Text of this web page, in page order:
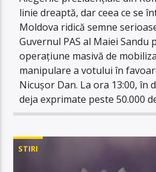
linie dreaptă, dar ceea ce se
Moldova ridică semne
Guvernul PAS al Maiei
operațiune masivă de
manipulare a votului în
Nicușor Dan. La ora 13:00, în
deja exprimate peste 50.000
STIRI